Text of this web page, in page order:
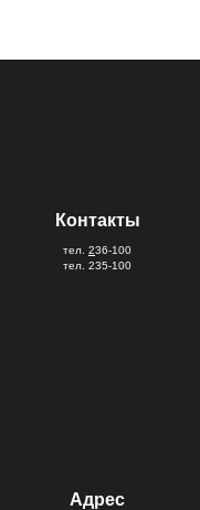
Контакты
тел. 236-100
тел. 235-100
Адрес